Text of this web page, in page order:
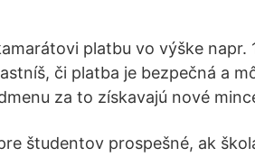
platbu vo výške napr.
či platba je bezpečná a
za to získavajú nové
študentov prospešné, ak